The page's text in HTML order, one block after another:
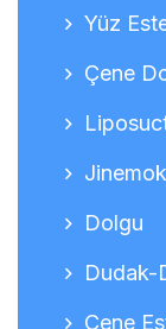
Yüz
Çene
Dolgu
Dudak-
Çene